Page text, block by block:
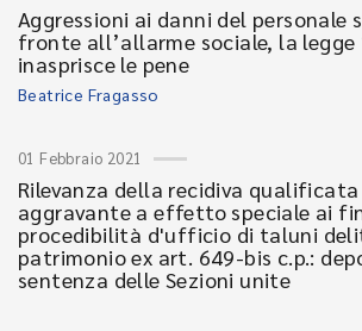
Aggressioni ai danni del personale
fronte all’allarme sociale, la
inasprisce le pene
Beatrice Fragasso
01 Febbraio 2021
Rilevanza della recidiva
aggravante a effetto speciale ai
procedibilità d'ufficio di taluni
patrimonio ex art. 649-bis c.p.:
sentenza delle Sezioni unite